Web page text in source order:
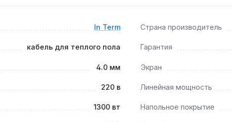
в цементную стяжку; для ламината требуется система с
220 В с датчиком пола — мощность кабеля 1300 Вт (6 А)
In Term Страна производитель
кабель для теплого пола Гарантия
4.0 мм Экран
220 в Линейная мощность
1300 вт Напольное покрытие